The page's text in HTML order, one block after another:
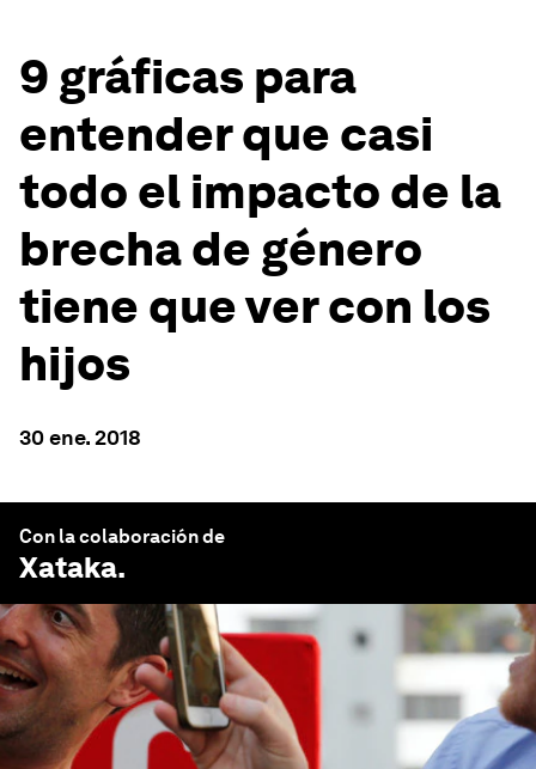
9 gráficas para
entender que casi
todo el impacto de la
brecha de género
tiene que ver con los
hijos
30 ene. 2018
Con la colaboración de
Xataka.